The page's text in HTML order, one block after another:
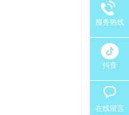
服务热线
抖音
在线留言